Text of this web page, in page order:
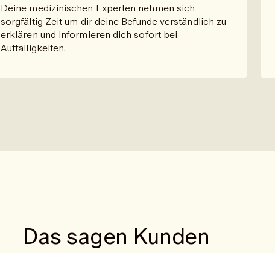
Deine medizinischen Experten nehmen sich
sorgfältig Zeit um dir deine Befunde verständlich zu
erklären und informieren dich sofort bei
Auffälligkeiten.
Das sagen Kunden